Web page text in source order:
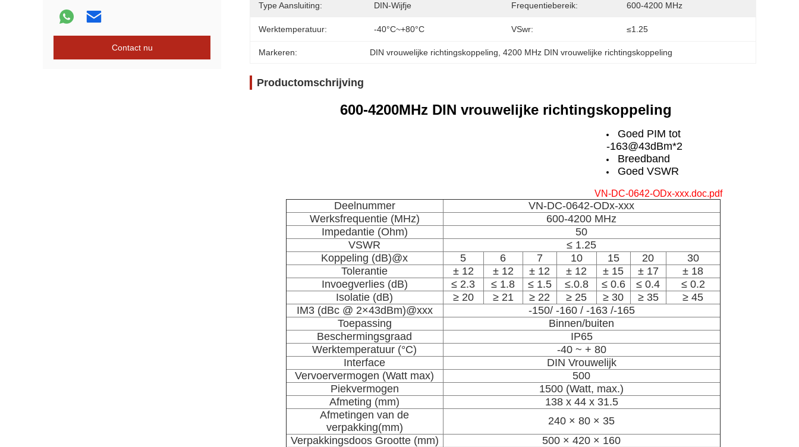
Contact nu
Type Aansluiting: DIN-Wijfje Frequentiebereik: 600-4200 MHz
Werktemperatuur: -40°C~+80°C VSwr: ≤1.25
Markeren: DIN vrouwelijke richtingskoppeling , 4200 MHz DIN vrouwelijke richtingskoppeling
Productomschrijving
600-4200MHz DIN vrouwelijke richtingskoppeling
Goed PIM tot
-163@43dBm*2
Breedband
Goed VSWR
VN-DC-0642-ODx-xxx.doc.pdf
Deelnummer
VN-DC-0642-ODx-xxx
Werksfrequentie (MHz)
600-4200 MHz
Impedantie (Ohm)
50
VSWR
≤ 1.25
Koppeling (dB)@x
5 6 7 10 15 20
30
Tolerantie
± 12 ± 12 ± 12 ± 12 ± 15 ± 17
± 18
Invoegverlies (dB)
≤ 2.3 ≤ 1.8 ≤ 1.5 ≤.0.8 ≤ 0.6 ≤ 0.4
≤ 0.2
Isolatie (dB)
≥ 20 ≥ 21 ≥ 22 ≥ 25 ≥ 30 ≥ 35
≥ 45
IM3 (dBc @ 2×43dBm)@xxx
-150/ -160 / -163 /-165
Toepassing
Binnen/buiten
Beschermingsgraad
IP65
Werktemperatuur (°C)
-40 ~ + 80
Interface
DIN Vrouwelijk
Vervoervermogen (Watt max)
500
Piekvermogen
1500 (Watt, max.)
Afmeting (mm)
138 x 44 x 31.5
Afmetingen van de
verpakking(mm)
240 × 80 × 35
Verpakkingsdoos Grootte (mm)
500 × 420 × 160